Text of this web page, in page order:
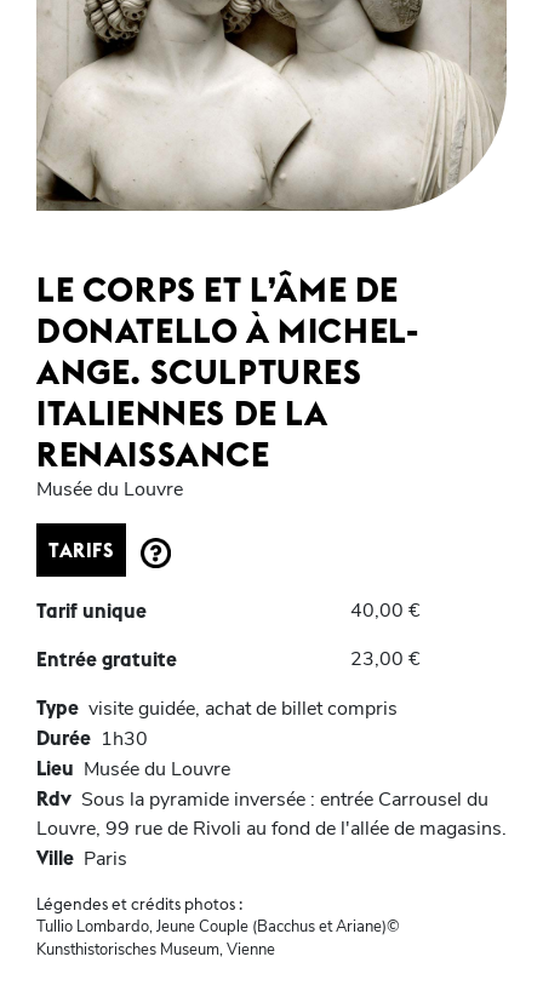
LE CORPS ET L’ÂME DE
DONATELLO À MICHEL-
ANGE. SCULPTURES
ITALIENNES DE LA
RENAISSANCE
Musée du Louvre
TARIFS
Tarif unique 40,00 €
Entrée gratuite 23,00 €
Type visite guidée, achat de billet compris
Durée 1h30
Lieu Musée du Louvre
Rdv Sous la pyramide inversée : entrée Carrousel du
Louvre, 99 rue de Rivoli au fond de l'allée de magasins.
Ville Paris
Légendes et crédits photos :
Tullio Lombardo, Jeune Couple (Bacchus et Ariane)©
Kunsthistorisches Museum, Vienne